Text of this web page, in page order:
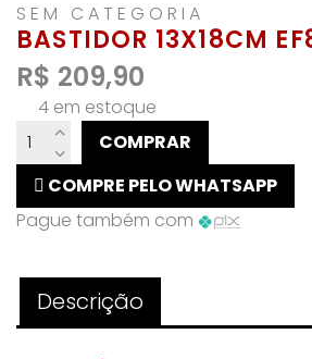
SEM CATEGORIA
BASTIDOR 13X18CM
R$ 209,90
4 em estoque
BASTIDOR
13X18CM
EF84
SANSEI
quantidade
COMPRAR
COMPRE PELO WHATSAPP
Pague também com
Descrição